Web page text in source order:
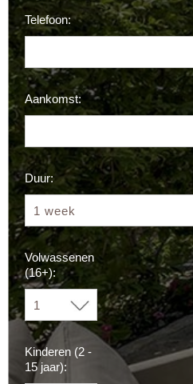
Telefoon:
Aankomst:
Duur:
Volwassenen
(16+):
Kinderen (2 -
15 jaar):